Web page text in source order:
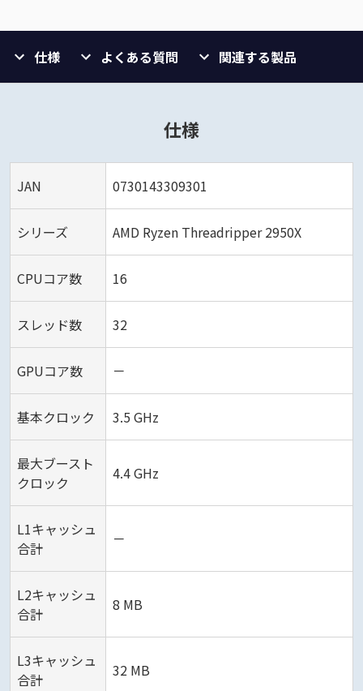
仕様 よくある質問 関連する製品
仕様
JAN 0730143309301
シリーズ AMD Ryzen Threadripper 2950X
CPUコア数 16
スレッド数 32
GPUコア数 －
基本クロック 3.5 GHz
最大ブースト
クロック
4.4 GHz
L1キャッシュ
合計
－
L2キャッシュ
合計
8 MB
L3キャッシュ
合計
32 MB